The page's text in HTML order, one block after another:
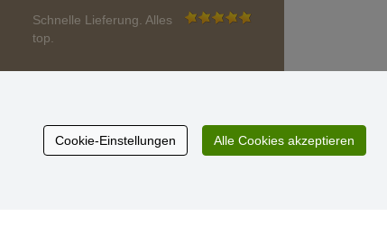
Schnelle Lieferung. Alles
top.
Cookie-Einstellungen Alle Cookies akzeptieren